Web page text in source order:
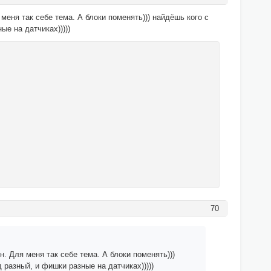
так себе тема. А блоки поменять))) найдёшь кого с
на датчиках)))))
70
Для меня так себе тема. А блоки поменять)))
и фишки разные на датчиках)))))